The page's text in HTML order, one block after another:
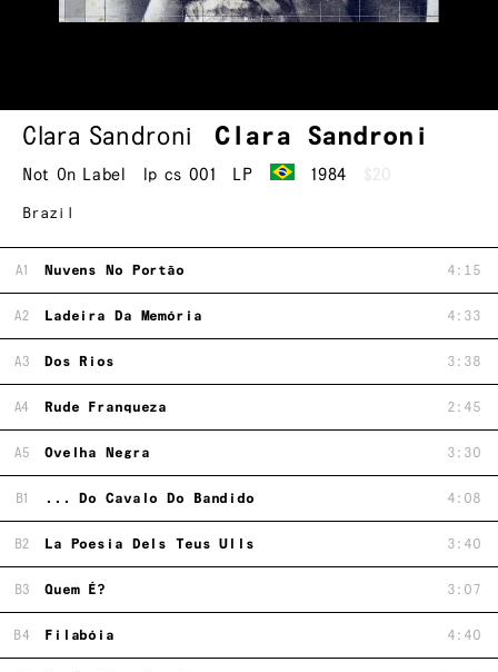
Clara Sandroni Clara Sandroni
Not On Label lp cs 001 LP 1984 $20
Brazil
A1 Nuvens No Portão 4:15
A2 Ladeira Da Memória 4:33
A3 Dos Rios 3:38
A4 Rude Franqueza 2:45
A5 Ovelha Negra 3:30
B1 ... Do Cavalo Do Bandido 4:08
B2 La Poesia Dels Teus Ulls 3:40
B3 Quem É? 3:07
B4 Filabóia 4:40